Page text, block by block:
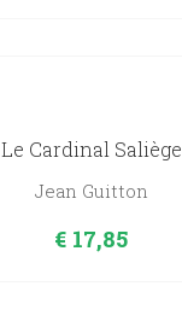
Le Cardinal Saliège
Jean Guitton
€ 17,85